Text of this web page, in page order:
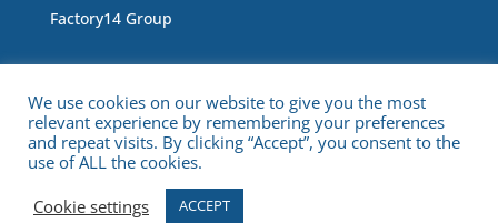
Factory14 Group
We use cookies on our website to give you the most
relevant experience by remembering your preferences
and repeat visits. By clicking “Accept”, you consent to the
use of ALL the cookies.
Cookie settings
ACCEPT